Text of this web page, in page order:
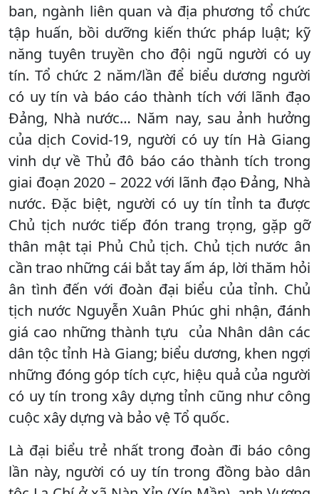
ban, ngành liên quan và địa phương tổ chức
tập huấn, bồi dưỡng kiến thức pháp luật; kỹ
năng tuyên truyền cho đội ngũ người có uy
tín. Tổ chức 2 năm/lần để biểu dương người
có uy tín và báo cáo thành tích với lãnh đạo
Đảng, Nhà nước… Năm nay, sau ảnh hưởng
của dịch Covid-19, người có uy tín Hà Giang
vinh dự về Thủ đô báo cáo thành tích trong
giai đoạn 2020 – 2022 với lãnh đạo Đảng, Nhà
nước. Đặc biệt, người có uy tín tỉnh ta được
Chủ tịch nước tiếp đón trang trọng, gặp gỡ
thân mật tại Phủ Chủ tịch. Chủ tịch nước ân
cần trao những cái bắt tay ấm áp, lời thăm hỏi
ân tình đến với đoàn đại biểu của tỉnh. Chủ
tịch nước Nguyễn Xuân Phúc ghi nhận, đánh
giá cao những thành tựu của Nhân dân các
dân tộc tỉnh Hà Giang; biểu dương, khen ngợi
những đóng góp tích cực, hiệu quả của người
có uy tín trong xây dựng tỉnh cũng như công
cuộc xây dựng và bảo vệ Tổ quốc.
Là đại biểu trẻ nhất trong đoàn đi báo công
lần này, người có uy tín trong đồng bào dân